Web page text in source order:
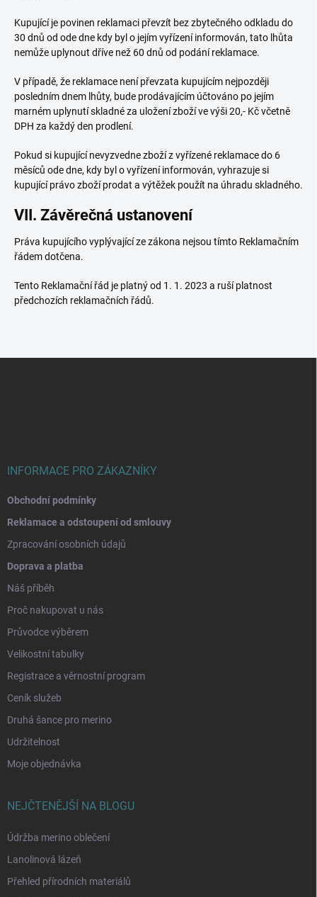
Kupující je povinen reklamaci převzít bez zbytečného odkladu do
30 dnů od ode dne kdy byl o jejím vyřízení informován, tato lhůta
nemůže uplynout dříve než 60 dnů od podání reklamace.
V případě, že reklamace není převzata kupujícím nejpozději
posledním dnem lhůty, bude prodávajícím účtováno po jejím
marném uplynutí skladné za uložení zboží ve výši 20,- Kč včetně
DPH za každý den prodlení.
Pokud si kupující nevyzvedne zboží z vyřízené reklamace do 6
měsíců ode dne, kdy byl o vyřízení informován, vyhrazuje si
kupující právo zboží prodat a výtěžek použít na úhradu skladného.
VII. Závěrečná ustanovení
Práva kupujícího vyplývající ze zákona nejsou tímto Reklamačním
řádem dotčena.
Tento Reklamační řád je platný od 1. 1. 2023 a ruší platnost
předchozích reklamačních řádů.
INFORMACE PRO ZÁKAZNÍKY
Obchodní podmínky
Reklamace a odstoupení od smlouvy
Zpracování osobních údajů
Doprava a platba
Náš příběh
Proč nakupovat u nás
Průvodce výběrem
Velikostní tabulky
Registrace a věrnostní program
Ceník služeb
Druhá šance pro merino
Udržitelnost
Moje objednávka
NEJČTENĚJŠÍ NA BLOGU
Údržba merino oblečení
Lanolinová lázeň
Přehled přírodních materiálů